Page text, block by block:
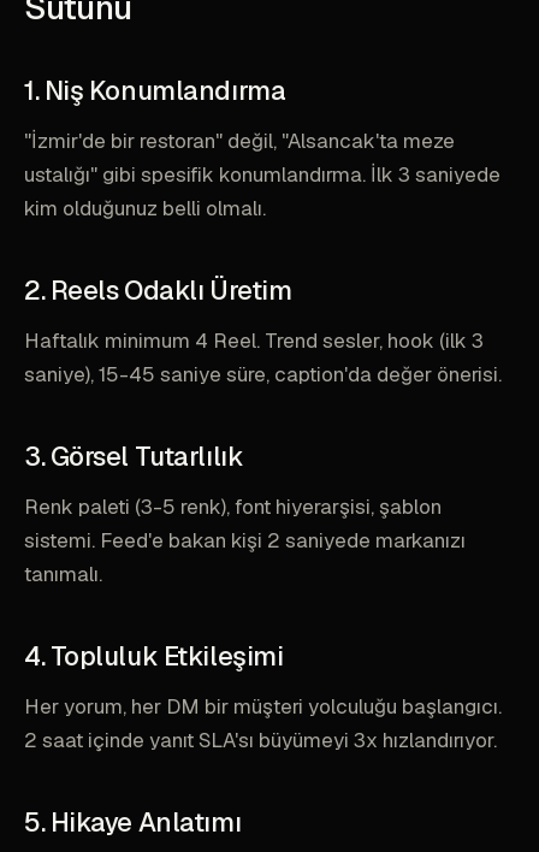
1. Niş Konumlandırma
"İzmir'de bir restoran" değil, "Alsancak'ta meze
ustalığı" gibi spesifik konumlandırma. İlk 3 saniyede
kim olduğunuz belli olmalı.
2. Reels Odaklı Üretim
Haftalık minimum 4 Reel. Trend sesler, hook (ilk 3
saniye), 15-45 saniye süre, caption'da değer önerisi.
3. Görsel Tutarlılık
Renk paleti (3-5 renk), font hiyerarşisi, şablon
sistemi. Feed'e bakan kişi 2 saniyede markanızı
tanımalı.
4. Topluluk Etkileşimi
Her yorum, her DM bir müşteri yolculuğu başlangıcı.
2 saat içinde yanıt SLA'sı büyümeyi 3x hızlandırıyor.
5. Hikaye Anlatımı